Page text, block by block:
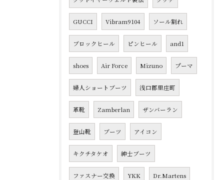
GUCCI Vibram9104 ソール割れ
ブロックヒール ピンヒール and1
shoes Air Force Mizuno プーマ
婦人ショートブーツ 浅口郡里庄町
革靴 Zamberlan ザンバーラン
登山靴 ブーツ アイコン
キクチタケオ 紳士ブーツ
ファスナー交換 YKK Dr.Martens